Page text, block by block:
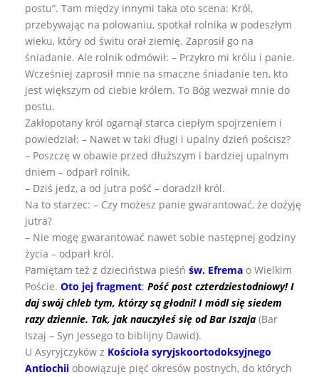
postu”. Tam między innymi taka oto scena: Król,
przebywając na polowaniu, spotkał rolnika w podeszłym
wieku, który od świtu orał ziemię. Zaprosił go na
śniadanie. Ale rolnik odmówił: – Przykro mi królu i panie.
Wcześniej zaprosił mnie na smaczne śniadanie ten, kto
jest większym od ciebie królem. To Bóg wezwał mnie do
postu.
Zakłopotany król ogarnął starca ciepłym spojrzeniem i
powiedział: – Nawet w taki długi i upalny dzień pościsz?
– Poszczę w obawie przed dłuższym i bardziej upalnym
dniem – odparł rolnik.
– Dziś jedz, a od jutra pość – doradził król.
Na to starzec: – Czy możesz panie gwarantować, że dożyję
jutra?
– Nie mogę gwarantować nawet sobie następnej godziny
życia – odparł król.
Pamiętam też z dzieciństwa pieśń św. Efrema o Wielkim
Poście. Oto jej fragment: Pość post czterdziestodniowy! I
daj swój chleb tym, którzy są głodni! I módl się siedem
razy dziennie. Tak, jak nauczyłeś się od Bar Iszaja (Bar
Iszaj – Syn Jessego to biblijny Dawid).
U Asyryjczyków z Kościoła syryjskoortodoksyjnego
Antiochii obowiązuje pięć okresów postnych, do których